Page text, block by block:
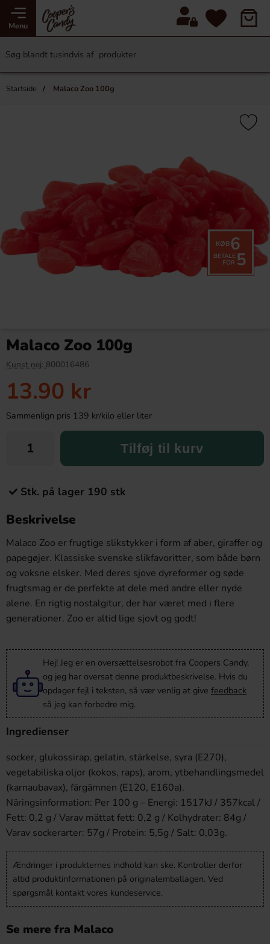
Menu
Startside Malaco Zoo 100g
KØB6
BETALE
FOR 5
Malaco Zoo 100g
Kunst nej: 800016486
13.90 kr
Sammenlign pris 139 kr/kilo eller liter
Tilføj til kurv
Stk. på lager 190 stk
Beskrivelse
Malaco Zoo er frugtige slikstykker i form af aber, giraffer og
papegøjer. Klassiske svenske slikfavoritter, som både børn
og voksne elsker. Med deres sjove dyreformer og søde
frugtsmag er de perfekte at dele med andre eller nyde
alene. En rigtig nostalgitur, der har været med i flere
generationer. Zoo er altid lige sjovt og godt!
Hej! Jeg er en oversættelsesrobot fra Coopers Candy,
og jeg har oversat denne produktbeskrivelse. Hvis du
opdager fejl i teksten, så vær venlig at give feedback
så jeg kan forbedre mig.
Ingredienser
socker, glukossirap, gelatin, stärkelse, syra (E270),
vegetabiliska oljor (kokos, raps), arom, ytbehandlingsmedel
(karnaubavax), färgämnen (E120, E160a).
Näringsinformation: Per 100 g – Energi: 1517kJ / 357kcal /
Fett: 0,2 g / Varav mättat fett: 0,2 g / Kolhydrater: 84g /
Varav sockerarter: 57g / Protein: 5,5g / Salt: 0,03g.
Ændringer i produkternes indhold kan ske. Kontroller derfor
altid produktinformationen på originalemballagen. Ved
spørgsmål kontakt vores kundeservice.
Se mere fra Malaco